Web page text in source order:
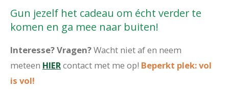
Gun jezelf het cadeau om écht verder te
komen en ga mee naar buiten!
Interesse? Vragen?Wacht niet af en neem
meteen HIERcontact met me op! Beperkt plek: vol
is vol!